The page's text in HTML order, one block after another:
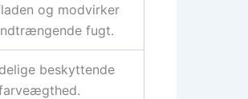
og modvirker
fugt.
beskyttende